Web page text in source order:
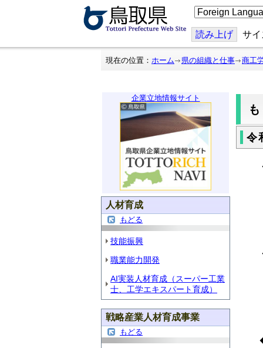
こ
の
ジ
を
翻
読み上げ サイ
現在の位置： ホーム 県の組織と仕事 商工
企業立地情報サイト
人材育成
もどる
技能振興
職業能力開発
AI実装人材育成（スーパー工業
士、工学エキスパート育成）
戦略産業人材育成事業
もどる
令
◆
◆
◆